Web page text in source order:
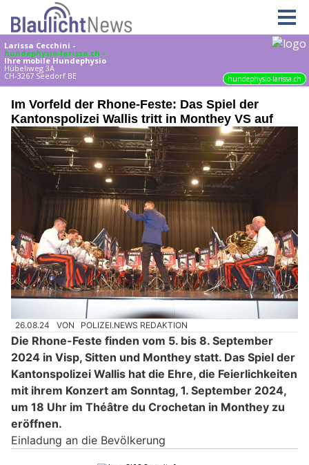
Im Vorfeld der Rhone-Feste: Das Spiel der
Kantonspolizei Wallis tritt in Monthey VS auf
26.08.24 VON POLIZEI.NEWS REDAKTION
Die Rhone-Feste finden vom 5. bis 8. September
2024 in Visp, Sitten und Monthey statt. Das Spiel der
Kantonspolizei Wallis hat die Ehre, die Feierlichkeiten
mit ihrem Konzert am Sonntag, 1. September 2024,
um 18 Uhr im Théâtre du Crochetan in Monthey zu
eröffnen.
Einladung an die Bevölkerung